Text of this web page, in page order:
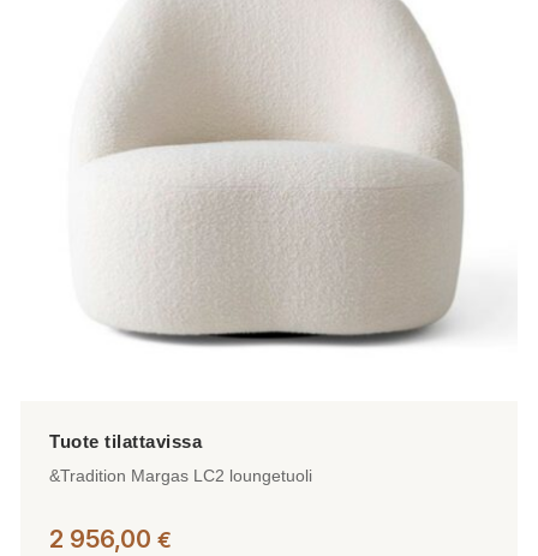
&Tradition Margas LC2 loungetuoli
2 956,00 €